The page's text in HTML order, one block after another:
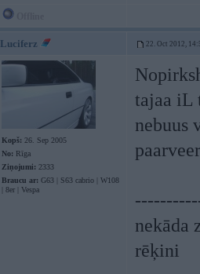
Luciferz 22. Oct 2012,
Kopš: 26. Sep 2005
No: Rīga
Ziņojumi: 2333
Braucu ar: G63 | S63 cabrio | W108
| 8er | Vespa
tajaa iL
nebuus
nekāda
rēķini